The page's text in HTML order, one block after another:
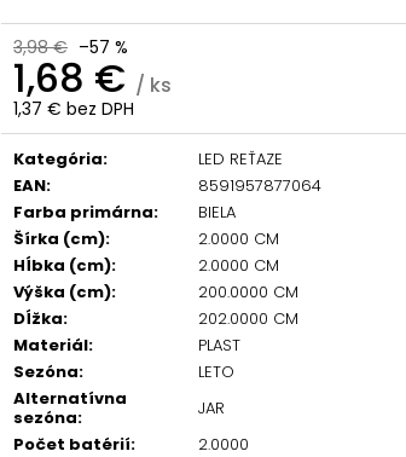
3,98 € –57 %
1,68 € / ks
1,37 € bez DPH
Jednotková
cena:
Kategória:
LED REŤAZE
EAN:
8591957877064
Farba primárna:
BIELA
Šírka (cm):
2.0000 CM
Hĺbka (cm):
2.0000 CM
Výška (cm):
200.0000 CM
Dĺžka:
202.0000 CM
Materiál:
PLAST
Sezóna:
LETO
Alternatívna
sezóna:
JAR
Počet batérií:
2.0000